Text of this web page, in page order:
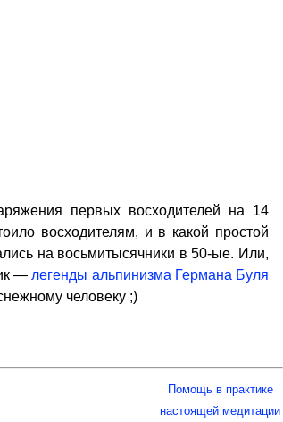
первых восходителей на 14
восходителям, и в какой простой
на восьмитысячники в 50-ые. Или,
— легенды альпинизма Германа Буля
человеку ;)
Помощь в практике
настоящей медитации